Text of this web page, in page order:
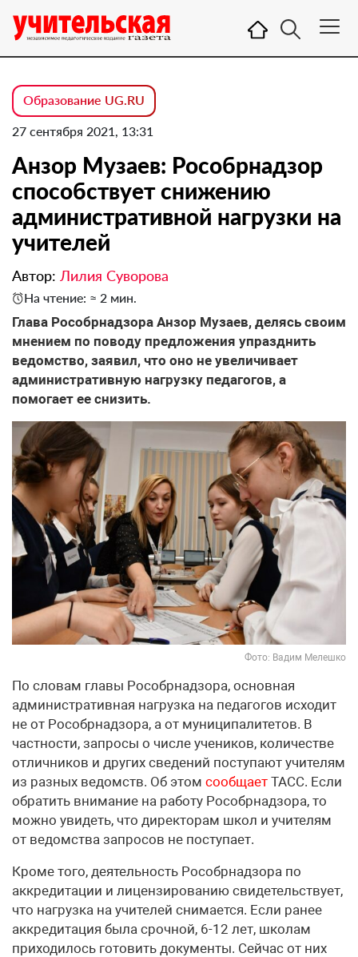
Образование UG.RU
27 сентября 2021, 13:31
Анзор Музаев: Рособрнадзор
способствует снижению
административной нагрузки на
учителей
Автор: Лилия Суворова
На чтение: ≈ 2 мин.
Глава Рособрнадзора Анзор Музаев, делясь своим
мнением по поводу предложения упразднить
ведомство, заявил, что оно не увеличивает
административную нагрузку педагогов, а
помогает ее снизить.
Фото: Вадим Мелешко
По словам главы Рособрнадзора, основная
административная нагрузка на педагогов исходит
не от Рособрнадзора, а от муниципалитетов. В
частности, запросы о числе учеников, количестве
отличников и других сведений поступают учителям
из разных ведомств. Об этом сообщает ТАСС. Если
обратить внимание на работу Рособрнадзора, то
можно увидеть, что директорам школ и учителям
от ведомства запросов не поступает.
Кроме того, деятельность Рособрнадзора по
аккредитации и лицензированию свидетельствует,
что нагрузка на учителей снимается. Если ранее
аккредитация была срочной, 6-12 лет, школам
приходилось готовить документы. Сейчас от них